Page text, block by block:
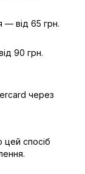
— від 65 грн.
90 грн.
через
цей спосіб